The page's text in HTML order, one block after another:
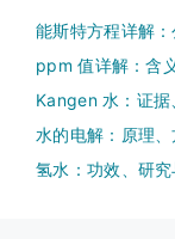
能斯特方程详解
ppm 值详解：含
Kangen 水：证据
水的电解：原理
氢水：功效、研